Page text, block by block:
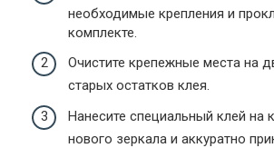
необходимые крепления и
комплекте.
Очистите крепежные места на
старых остатков клея.
Нанесите специальный клей на
нового зеркала и аккуратно